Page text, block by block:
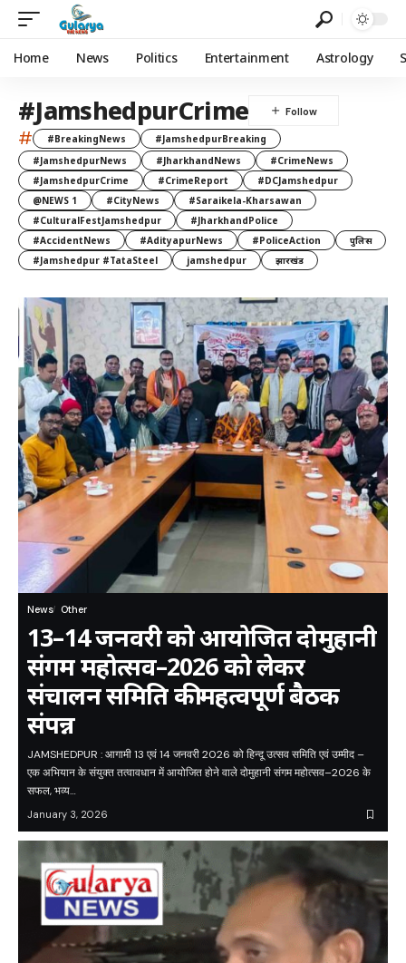
Home News Politics Entertainment Astrology
#JamshedpurCrime
# #BreakingNews
#JamshedpurBreaking
#JamshedpurNews
#JharkhandNews
#CrimeNews
#JamshedpurCrime
#CrimeReport
#DCJamshedpur
@NEWS 1
#CityNews
#Saraikela-Kharsawan
#CulturalFestJamshedpur
#JharkhandPolice
#AccidentNews
#AdityapurNews #PoliceAction
पुलिस
#Jamshedpur #TataSteel
jamshedpur झारखंड
News Other
13–14 जनवरी को आयोजित दोमुहानी
संगम महोत्सव–2026 को लेकर
संचालन समिति की महत्वपूर्ण बैठक
संपन्न
JAMSHEDPUR : आगामी 13 एवं 14 जनवरी 2026 को हिन्दू उत्सव समिति एवं उम्मीद –
एक अभियान के संयुक्त तत्वावधान में आयोजित होने वाले दोमुहानी संगम महोत्सव–2026 के
सफल, भव्य…
January 3, 2026